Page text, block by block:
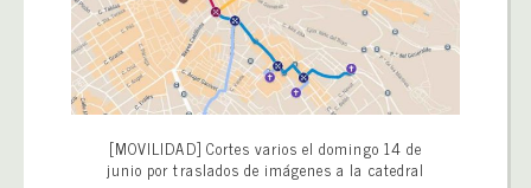
[MOVILIDAD] Cortes varios el domingo 14 de
junio por traslados de imágenes a la catedral